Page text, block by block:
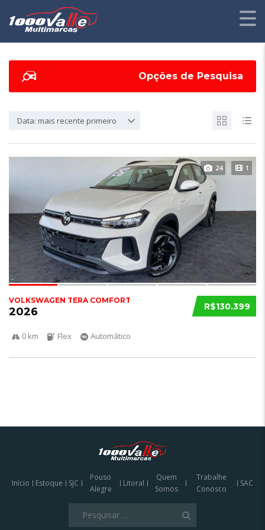
Opções de Pesquisa
Data: mais recente primeiro
24 1
R$130.399
VOLKSWAGEN TERA COMFORT
2026
0 km Flex Automático
Início Estoque SJC
Pouso
Alegre
Litoral
Quem
Somos
Trabalhe
Conosco
SAC